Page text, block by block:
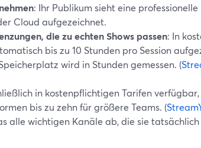
: Ihr Publikum sieht eine
Cloud aufgezeichnet.
die zu echten Shows passen: In
bis zu 10 Stunden pro Session
wird in Stunden gemessen. (
in kostenpflichtigen Tarifen
bis zu zehn für größere Teams. (
alle wichtigen Kanäle ab, die sie tatsächlich